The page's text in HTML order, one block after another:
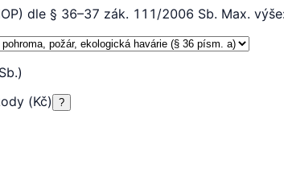
dle § 36–37 zák. 111/2006 Sb. Max.
(Kč)
?